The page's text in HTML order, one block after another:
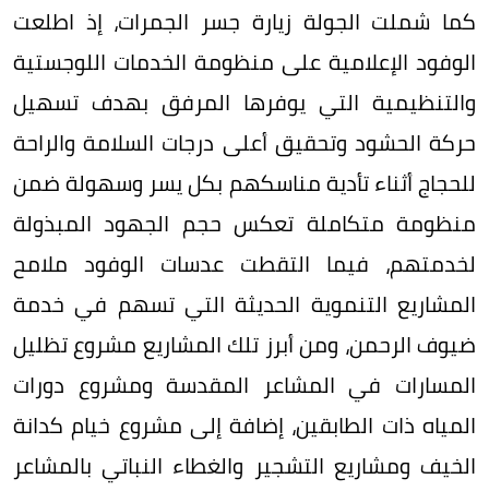
كما شملت الجولة زيارة جسر الجمرات، إذ اطلعت
الوفود الإعلامية على منظومة الخدمات اللوجستية
والتنظيمية التي يوفرها المرفق بهدف تسهيل
حركة الحشود وتحقيق أعلى درجات السلامة والراحة
للحجاج أثناء تأدية مناسكهم بكل يسر وسهولة ضمن
منظومة متكاملة تعكس حجم الجهود المبذولة
لخدمتهم، فيما التقطت عدسات الوفود ملامح
المشاريع التنموية الحديثة التي تسهم في خدمة
ضيوف الرحمن، ومن أبرز تلك المشاريع مشروع تظليل
المسارات في المشاعر المقدسة ومشروع دورات
المياه ذات الطابقين، إضافة إلى مشروع خيام كدانة
الخيف ومشاريع التشجير والغطاء النباتي بالمشاعر